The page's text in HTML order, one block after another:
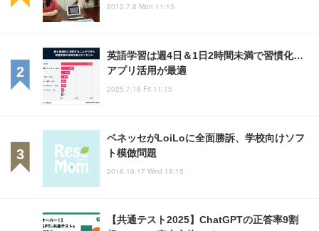
2013.7.8 Mon 11:15
英語学習は週4日＆1日2時間未満で習慣化…
アプリ活用が最適
2025.7.18 Fri 11:15
ベネッセがLoiLoに全面勝訴、学校向けソフ
ト模倣問題
2018.10.17 Wed 18:15
【共通テスト2025】ChatGPTの正答率9割